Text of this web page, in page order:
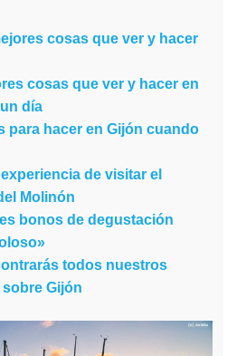
cosas que ver y hacer
cosas que ver y hacer en
día
para hacer en Gijón cuando
de visitar el
Molinón
bonos de degustación
todos nuestros
Gijón